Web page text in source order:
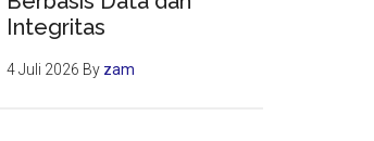
Integritas
4 Juli 2026 By zam